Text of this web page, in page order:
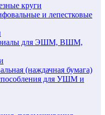
круги
и лепестковые
для ЭШМ, ВШМ,
(наждачная бумага)
для УШМ и